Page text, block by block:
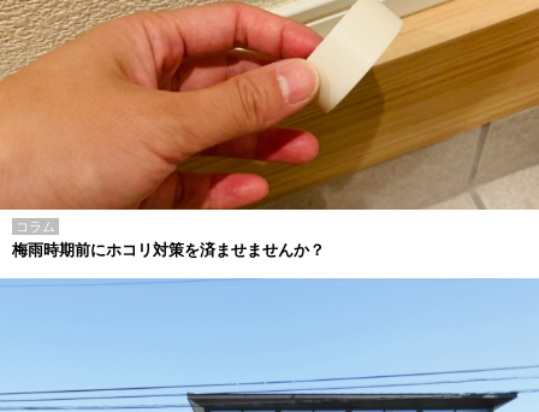
コラム
梅雨時期前にホコリ対策を済ませませんか？